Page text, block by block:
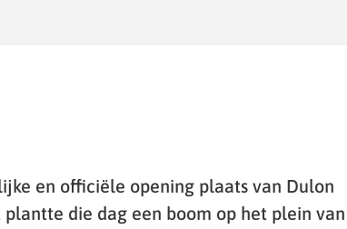
en officiële opening plaats van Dulon
die dag een boom op het plein van